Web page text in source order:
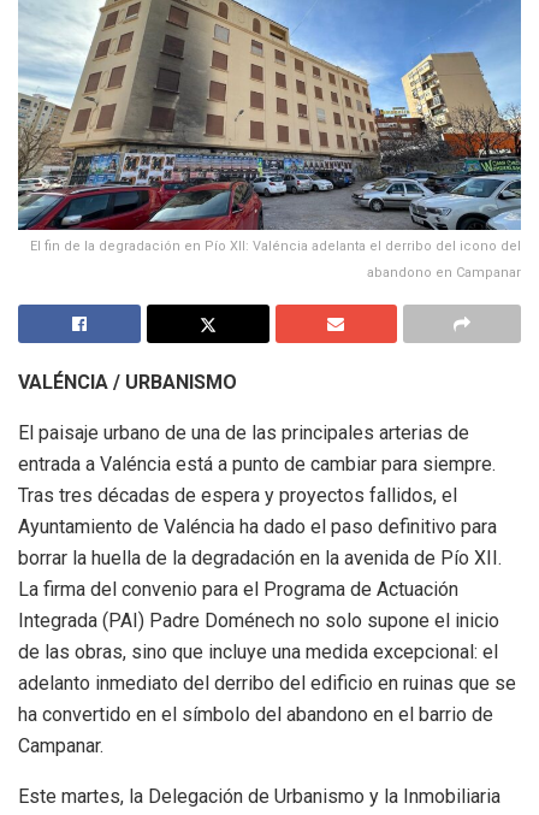
El fin de la degradación en Pío XII: Valéncia adelanta el derribo del icono del
abandono en Campanar
VALÉNCIA / URBANISMO
El paisaje urbano de una de las principales arterias de
entrada a Valéncia está a punto de cambiar para siempre.
Tras tres décadas de espera y proyectos fallidos, el
Ayuntamiento de Valéncia ha dado el paso definitivo para
borrar la huella de la degradación en la avenida de Pío XII.
La firma del convenio para el Programa de Actuación
Integrada (PAI) Padre Doménech no solo supone el inicio
de las obras, sino que incluye una medida excepcional: el
adelanto inmediato del derribo del edificio en ruinas que se
ha convertido en el símbolo del abandono en el barrio de
Campanar.
Este martes, la Delegación de Urbanismo y la Inmobiliaria